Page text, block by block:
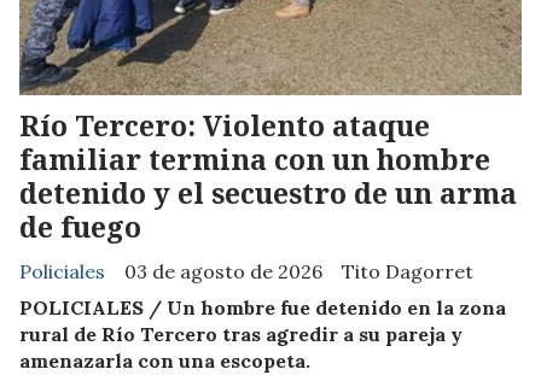
Río Tercero: Violento ataque
familiar termina con un hombre
detenido y el secuestro de un arma
de fuego
Tito Dagorret
Policiales
03 de agosto de 2026
POLICIALES / Un hombre fue detenido en la zona
rural de Río Tercero tras agredir a su pareja y
amenazarla con una escopeta.